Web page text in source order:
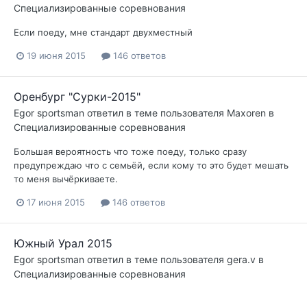
Специализированные соревнования
Если поеду, мне стандарт двухместный
19 июня 2015 146 ответов
Оренбург "Сурки-2015"
Egor sportsman ответил в теме пользователя Maxoren в
Специализированные соревнования
Большая вероятность что тоже поеду, только сразу
предупреждаю что с семьёй, если кому то это будет мешать
то меня вычёркиваете.
17 июня 2015 146 ответов
Южный Урал 2015
Egor sportsman ответил в теме пользователя gera.v в
Специализированные соревнования